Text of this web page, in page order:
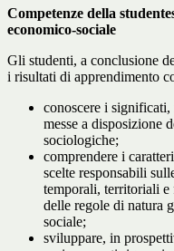
Competenze della
economico-sociale
Gli studenti, a conclusione
i risultati di apprendimento
conoscere i
messe a disposizione
sociologiche;
comprendere i
scelte responsabili
temporali, territoriali e
delle regole di natura
sociale;
sviluppare, in